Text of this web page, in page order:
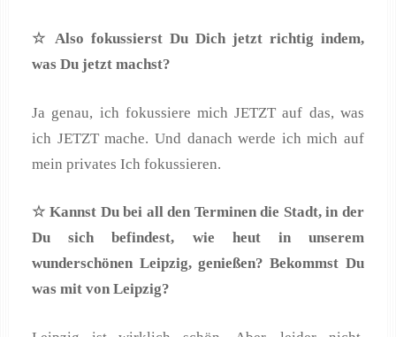
☆ Also fokussierst Du Dich jetzt richtig indem,
was Du jetzt machst?
Ja genau, ich fokussiere mich JETZT auf das, was
ich JETZT mache. Und danach werde ich mich auf
mein privates Ich fokussieren.
☆ Kannst Du bei all den Terminen die Stadt, in der
Du sich befindest, wie heut in unserem
wunderschönen Leipzig, genießen? Bekommst Du
was mit von Leipzig?